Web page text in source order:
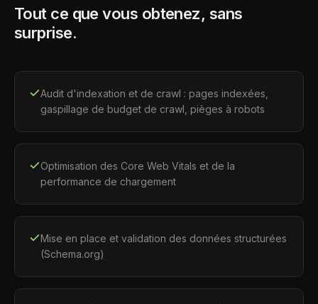
Tout ce que vous obtenez, sans
surprise.
Audit d'indexation et de crawl : pages indexées,
gaspillage de budget de crawl, pièges à robots
Optimisation des Core Web Vitals et de la
performance de chargement
Mise en place et validation des données structurées
(Schema.org)